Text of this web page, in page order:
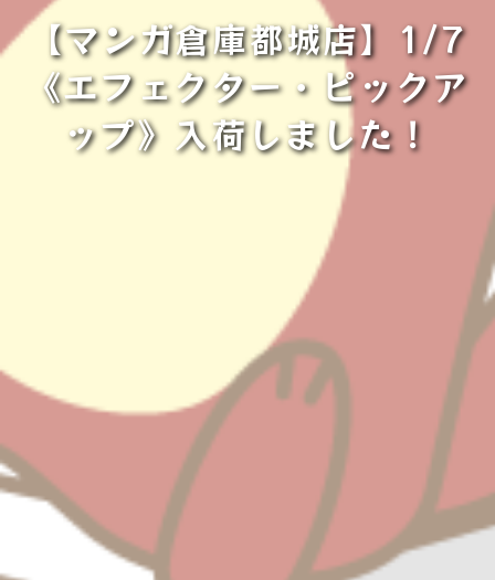
【マンガ倉庫都城店】1/7
《エフェクター・ピックア
ップ》入荷しました！